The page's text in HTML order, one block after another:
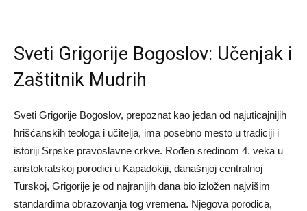
Sveti Grigorije Bogoslov: Učenjak i
Zaštitnik Mudrih
Sveti Grigorije Bogoslov, prepoznat kao jedan od najuticajnijih
hrišćanskih teologa i učitelja, ima posebno mesto u tradiciji i
istoriji Srpske pravoslavne crkve. Rođen sredinom 4. veka u
aristokratskoj porodici u Kapadokiji, današnjoj centralnoj
Turskoj, Grigorije je od najranijih dana bio izložen najvišim
standardima obrazovanja tog vremena. Njegova porodica,